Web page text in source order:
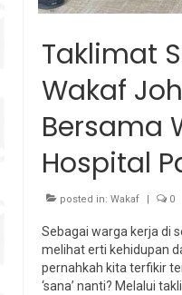
Taklimat
Wakaf
Bersama
Hospital
posted in: Wakaf | 0
Sebagai warga kerja di
melihat erti kehidupan
pernahkah kita terfikir
‘sana’ nanti? Melalui